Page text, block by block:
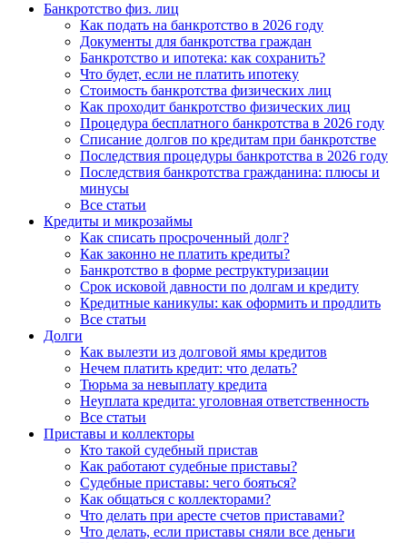
Банкротство физ. лиц
Как подать на банкротство в 2026 году
Документы для банкротства граждан
Банкротство и ипотека: как сохранить?
Что будет, если не платить ипотеку
Стоимость банкротства физических лиц
Как проходит банкротство физических лиц
Процедура бесплатного банкротства в 2026 году
Списание долгов по кредитам при банкротстве
Последствия процедуры банкротства в 2026 году
Последствия банкротства гражданина: плюсы и
минусы
Все статьи
Кредиты и микрозаймы
Как списать просроченный долг?
Как законно не платить кредиты?
Банкротство в форме реструктуризации
Срок исковой давности по долгам и кредиту
Кредитные каникулы: как оформить и продлить
Все статьи
Долги
Как вылезти из долговой ямы кредитов
Нечем платить кредит: что делать?
Тюрьма за невыплату кредита
Неуплата кредита: уголовная ответственность
Все статьи
Приставы и коллекторы
Кто такой судебный пристав
Как работают судебные приставы?
Судебные приставы: чего бояться?
Как общаться с коллекторами?
Что делать при аресте счетов приставами?
Что делать, если приставы сняли все деньги